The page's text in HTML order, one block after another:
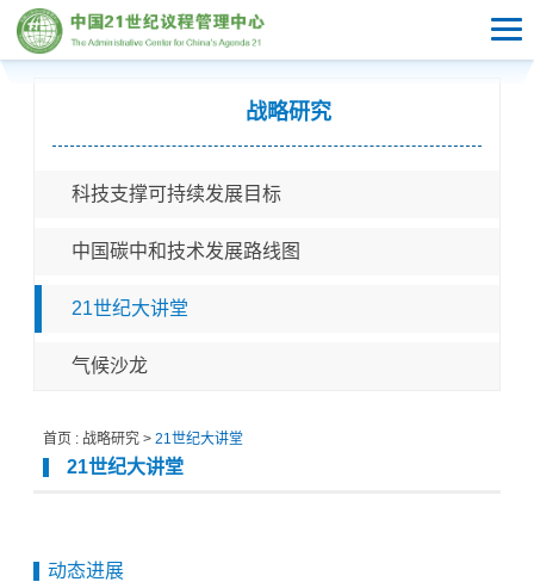
战略研究
科技支撑可持续发展目标
中国碳中和技术发展路线图
21世纪大讲堂
气候沙龙
首页 : 战略研究> 21世纪大讲堂
21世纪大讲堂
动态进展